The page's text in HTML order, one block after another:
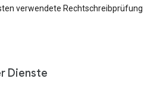
verwendete Rechtschreibprüfung
Dienste